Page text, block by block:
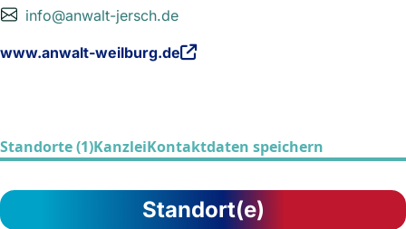
info@anwalt-jersch.de
www.anwalt-weilburg.de
Standorte (1)KanzleiKontaktdaten speichern
Standort(e)